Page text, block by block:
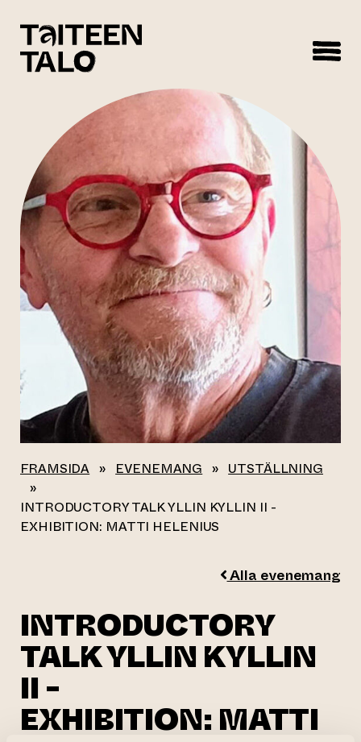
FRAMSIDA » EVENEMANG » UTSTÄLLNING
»
INTRODUCTORY TALK YLLIN KYLLIN II -
EXHIBITION: MATTI HELENIUS
Alla evenemang
INTRODUCTORY
TALK YLLIN KYLLIN
II -
EXHIBITION: MATTI